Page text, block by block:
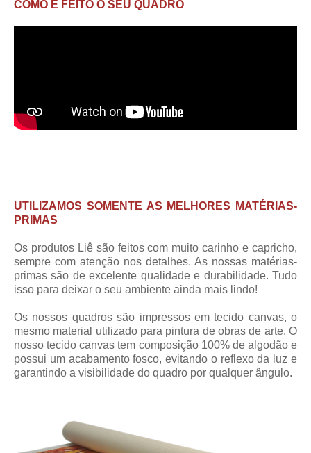
COMO É FEITO O SEU QUADRO
UTILIZAMOS SOMENTE AS MELHORES MATÉRIAS-
PRIMAS
Os produtos Liê são feitos com muito carinho e capricho,
sempre com atenção nos detalhes. As nossas matérias-
primas são de excelente qualidade e durabilidade. Tudo
isso para deixar o seu ambiente ainda mais lindo!
Os nossos quadros são impressos em tecido canvas, o
mesmo material utilizado para pintura de obras de arte. O
nosso tecido canvas tem composição 100% de algodão e
possui um acabamento fosco, evitando o reflexo da luz e
garantindo a visibilidade do quadro por qualquer ângulo.